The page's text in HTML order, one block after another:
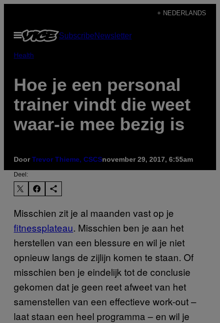
de
inhoud
+ NEDERLANDS
Open
menu
SubscribeNewsletter
Health
Hoe je een personal
trainer vindt die weet
waar-ie mee bezig is
DoorTrevor Thieme, CSCSnovember 29, 2017, 6:55am
Deel:
Misschien zit je al maanden vast op je
fitnessplateau. Misschien ben je aan het
herstellen van een blessure en wil je niet
opnieuw langs de zijlijn komen te staan. Of
misschien ben je eindelijk tot de conclusie
gekomen dat je geen reet afweet van het
samenstellen van een effectieve work-out –
laat staan een heel programma – en wil je